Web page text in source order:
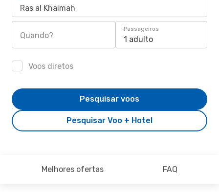
Ras al Khaimah
Quando?
Passageiros
1 adulto
Voos diretos
Pesquisar Voo + Hotel
Pesquisar voos
Melhores ofertas FAQ